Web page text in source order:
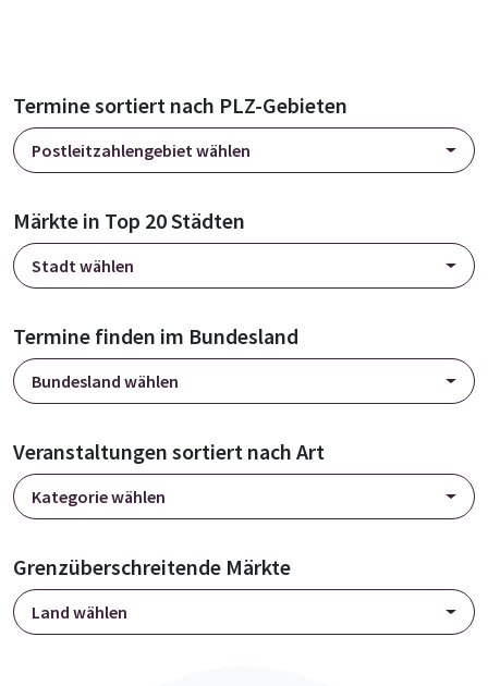
Termine sortiert nach PLZ-Gebieten
Postleitzahlengebiet wählen
Märkte in Top 20 Städten
Stadt wählen
Termine finden im Bundesland
Bundesland wählen
Veranstaltungen sortiert nach Art
Kategorie wählen
Grenzüberschreitende Märkte
Land wählen